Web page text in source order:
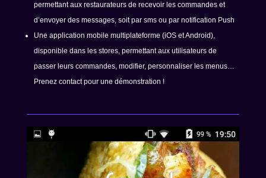
permettant aux restaurateurs de recevoir les commandes et
d’envoyer des messages, soit par sms ou par notification Push
Une application mobile multiplateforme (iOS et Android),
disponible dans les stores, permettant aux utilisateurs de
passer leurs commandes, modifier, personnaliser les menus…
Prenez contact pour une démonstration !